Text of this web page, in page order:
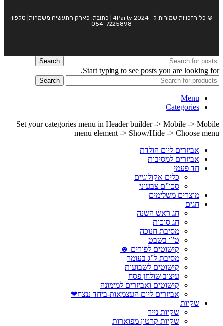
© כל הזכויות שמורות ל- 4Party 2024 | כתובת: פארק התעשיה משמרות| טלפון:
054-7225898
Search
Start typing to see posts you are looking for.
Search
Menu
Categories
Set your categories menu in Header builder -> Mobile -> Mobile
menu element -> Show/Hide -> Choose menu
אביזרים ליום הולדת
אביזרים למסיבות
חד פעמי
כלים אקולוגיים
סכו”ם צבעוני
מוצרים משלימים
חגים
חג ראש השנה
חג סוכות
מסיבת חנוכה
ט”ו בשבט
קישוטים לפורים ☻
מסיבת ל”ג בעומר
קישוטים לשבועות
עיצוב שולחן פסח
קישוטים ואביזרים למימונה
אביזרים ליום העצמאות-ביחד ננצח❤
שקיות
שקיות נייר
שקיות קרטון מפוארות